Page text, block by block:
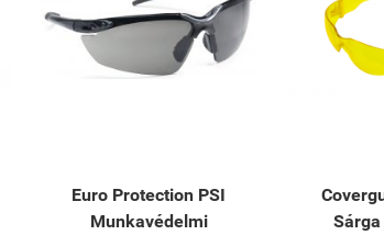
Euro Protection PSI
Munkavédelmi